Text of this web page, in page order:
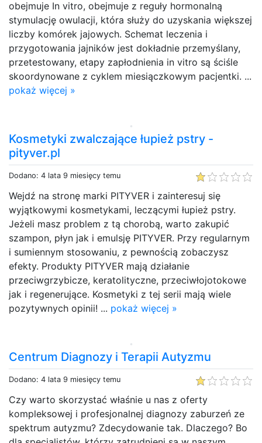
obejmuje In vitro, obejmuje z reguły hormonalną
stymulację owulacji, która służy do uzyskania większej
liczby komórek jajowych. Schemat leczenia i
przygotowania jajników jest dokładnie przemyślany,
przetestowany, etapy zapłodnienia in vitro są ściśle
skoordynowane z cyklem miesiączkowym pacjentki. ...
pokaż więcej »
Kosmetyki zwalczające łupież pstry -
pityver.pl
Dodano: 4 lata 9 miesięcy temu
Wejdź na stronę marki PITYVER i zainteresuj się
wyjątkowymi kosmetykami, leczącymi łupież pstry.
Jeżeli masz problem z tą chorobą, warto zakupić
szampon, płyn jak i emulsję PITYVER. Przy regularnym
i sumiennym stosowaniu, z pewnością zobaczysz
efekty. Produkty PITYVER mają działanie
przeciwgrzybicze, keratolityczne, przeciwłojotokowe
jak i regenerujące. Kosmetyki z tej serii mają wiele
pozytywnych opinii! ... pokaż więcej »
Centrum Diagnozy i Terapii Autyzmu
Dodano: 4 lata 9 miesięcy temu
Czy warto skorzystać właśnie u nas z oferty
kompleksowej i profesjonalnej diagnozy zaburzeń ze
spektrum autyzmu? Zdecydowanie tak. Dlaczego? Bo